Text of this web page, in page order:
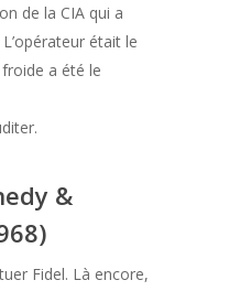
de la CIA qui a
était le
a été le
&
Fidel. Là encore,